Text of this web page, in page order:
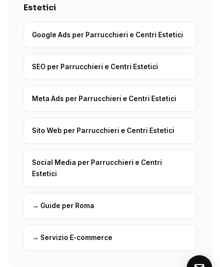
Estetici
Google Ads per Parrucchieri e Centri Estetici
SEO per Parrucchieri e Centri Estetici
Meta Ads per Parrucchieri e Centri Estetici
Sito Web per Parrucchieri e Centri Estetici
Social Media per Parrucchieri e Centri
Estetici
→ Guide per Roma
→ Servizio E-commerce